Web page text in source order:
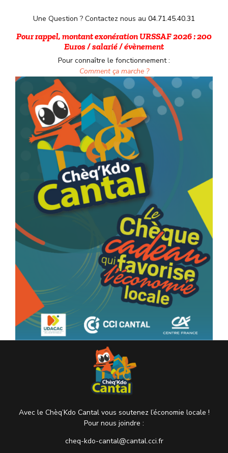
Une Question ? Contactez nous au 04.71.45.40.31
Pour rappel, montant exonération URSSAF 2026 : 200
Euros / salarié / évènement
Pour connaître le fonctionnement :
Comment ça marche ?
Avec le Chèq’Kdo Cantal vous soutenez l’économie locale !
Pour nous joindre :
cheq-kdo-cantal@cantal.cci.fr